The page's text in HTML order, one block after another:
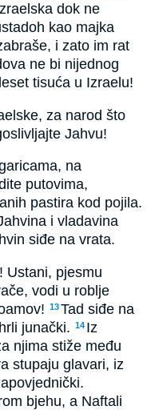
dok ne
kao majka
i zato im rat
ne bi nijednog
tisuća u Izraelu!
za narod što
Jahvu!
na
putovima,
pastira kod pojila.
i vladavina
siđe na vrata.
Ustani, pjesmu
vodi u roblje
13Tad siđe na
junački. 14 Iz
njima stiže među
stupaju glavari, iz
bjehu, a Naftali